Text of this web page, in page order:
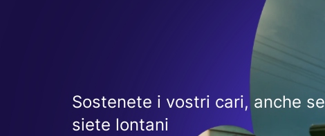
Sostenete i vostri cari, anche se
siete lontani